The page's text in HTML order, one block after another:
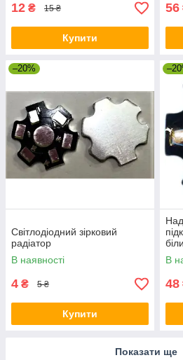
12 ₴ 15 ₴
Купити
56
–20%
Світлодіодний зірковий
радіатор
В наявності
4 ₴ 5 ₴
Купити
В
48
Показати ще